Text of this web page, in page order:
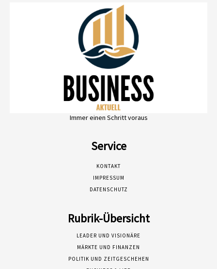
Immer einen Schritt voraus
Service
KONTAKT
IMPRESSUM
DATENSCHUTZ
Rubrik-Übersicht
LEADER UND VISIONÄRE
MÄRKTE UND FINANZEN
POLITIK UND ZEITGESCHEHEN